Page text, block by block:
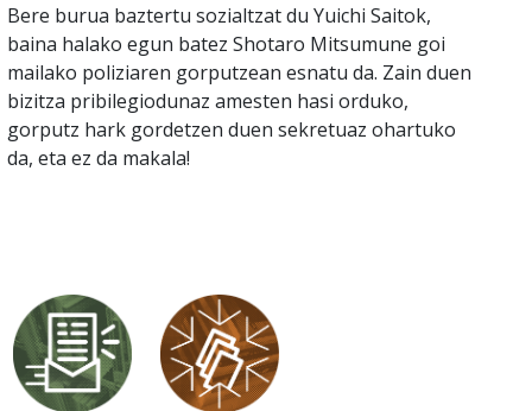
Bere burua baztertu sozialtzat du Yuichi Saitok,
baina halako egun batez Shotaro Mitsumune goi
mailako poliziaren gorputzean esnatu da. Zain duen
bizitza pribilegiodunaz amesten hasi orduko,
gorputz hark gordetzen duen sekretuaz ohartuko
da, eta ez da makala!